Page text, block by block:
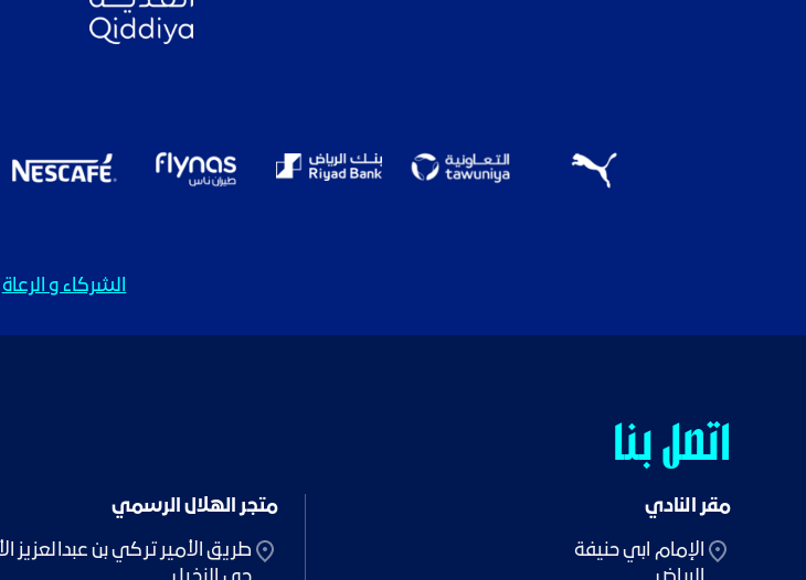
الشركاء و الرعاة
اتصل بنا
مقر النادي
متجر الهلال الرسمي